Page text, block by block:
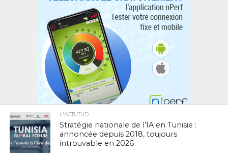
L'ACTUTHD
Stratégie nationale de l’IA en Tunisie :
annoncée depuis 2018, toujours
introuvable en 2026